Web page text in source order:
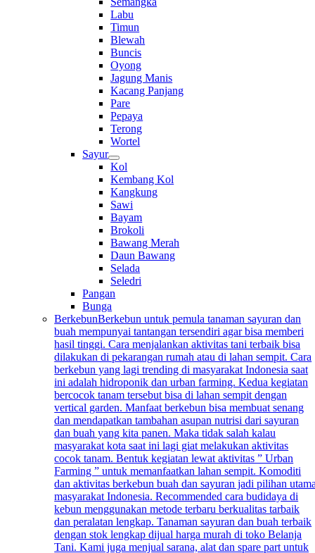
Labu
Timun
Blewah
Buncis
Oyong
Jagung Manis
Kacang Panjang
Pare
Pepaya
Terong
Wortel
Sayur
Kol
Kembang Kol
Kangkung
Sawi
Bayam
Brokoli
Bawang Merah
Daun Bawang
Selada
Seledri
Pangan
Bunga
BerkebunBerkebun untuk pemula tanaman sayuran dan
buah mempunyai tantangan tersendiri agar bisa memberi
hasil tinggi. Cara menjalankan aktivitas tani terbaik bisa
dilakukan di pekarangan rumah atau di lahan sempit. Cara
berkebun yang lagi trending di masyarakat Indonesia saat
ini adalah hidroponik dan urban farming. Kedua kegiatan
bercocok tanam tersebut bisa di lahan sempit dengan
vertical garden. Manfaat berkebun bisa membuat senang
dan mendapatkan tambahan asupan nutrisi dari sayuran
dan buah yang kita panen. Maka tidak salah kalau
masyarakat kota saat ini lagi giat melakukan aktivitas
cocok tanam. Bentuk kegiatan lewat aktivitas ” Urban
Farming ” untuk memanfaatkan lahan sempit. Komoditi
dan aktivitas berkebun buah dan sayuran jadi pilihan
masyarakat Indonesia. Recommended cara budidaya di
kebun menggunakan metode terbaru berkualitas tarbaik
dan peralatan lengkap. Tanaman sayuran dan buah terbaik
dengan stok lengkap dijual harga murah di toko Belanja
Tani. Kami juga menjual sarana, alat dan spare part untuk